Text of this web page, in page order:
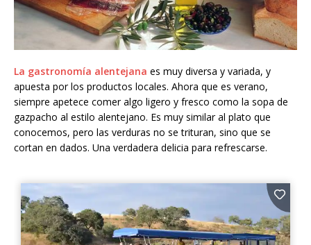
La gastronomía alentejana es muy diversa y variada, y
apuesta por los productos locales. Ahora que es verano,
siempre apetece comer algo ligero y fresco como la sopa de
gazpacho al estilo alentejano. Es muy similar al plato que
conocemos, pero las verduras no se trituran, sino que se
cortan en dados. Una verdadera delicia para refrescarse.